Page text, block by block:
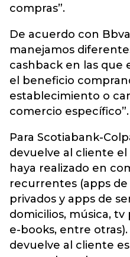
compras”.
De acuerdo con
manejamos
cashback en las que
el beneficio
establecimiento o
comercio específico”.
Para Scotiabank-
devuelve al cliente el
haya realizado en
recurrentes (apps
privados y apps de
domicilios, música,
e-books, entre
devuelve al cliente